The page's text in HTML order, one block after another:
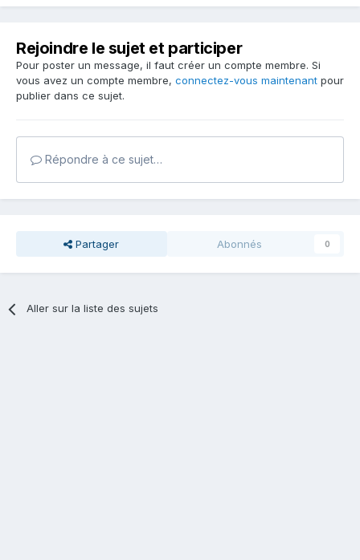
Rejoindre le sujet et participer
Pour poster un message, il faut créer un compte membre. Si
vous avez un compte membre, connectez-vous maintenant pour
publier dans ce sujet.
Répondre à ce sujet…
Partager Abonnés 0
Aller sur la liste des sujets